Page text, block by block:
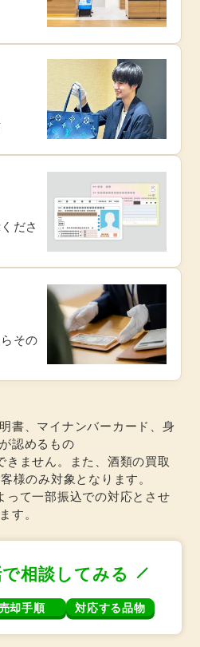
ださ
その
書、マイナンバーカード、身
認めるもの
ません。また、酒類の買取
様のみ対象となります。
って一部振込での対応とさせ
す。
相談してみる
却手順 対応する品物